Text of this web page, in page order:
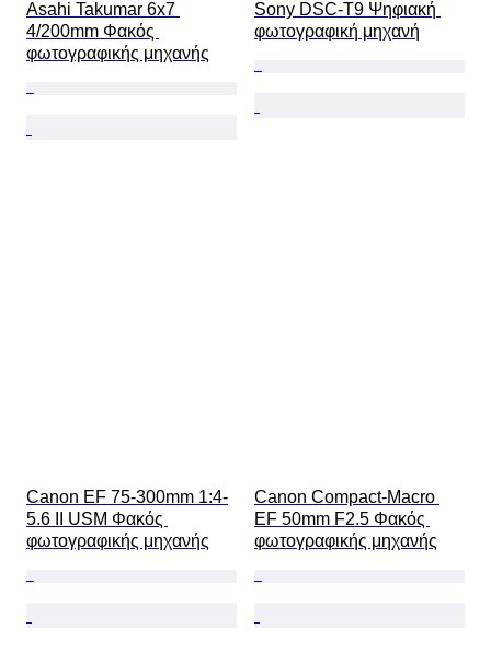
Asahi Takumar 6x7
4/200mm Φακός
φωτογραφικής μηχανής
Sony DSC-T9 Ψηφιακή
φωτογραφική μηχανή
Canon EF 75-300mm 1:4-
5.6 II USM Φακός
φωτογραφικής μηχανής
Canon Compact-Macro
EF 50mm F2.5 Φακός
φωτογραφικής μηχανής